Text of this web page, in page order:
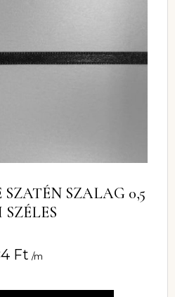
SZATÉN SZALAG 0,5
SZÉLES
Ft /m